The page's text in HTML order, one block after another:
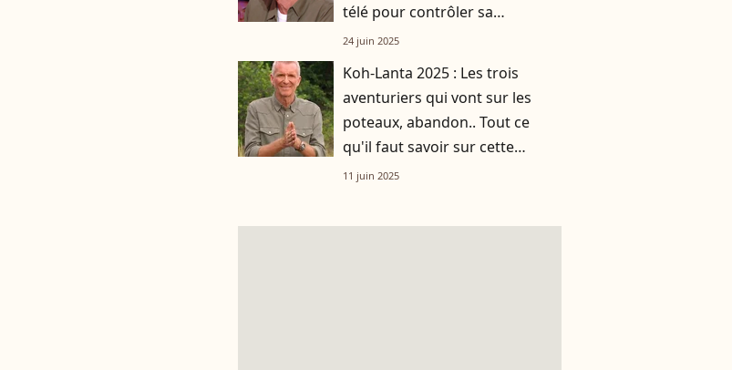
télé pour contrôler sa
transpiration avec la chaleur et
24 juin 2025
Koh-Lanta 2025 : Les trois
aventuriers qui vont sur les
poteaux, abandon.. Tout ce
qu'il faut savoir sur cette
nouvelle saison !
11 juin 2025